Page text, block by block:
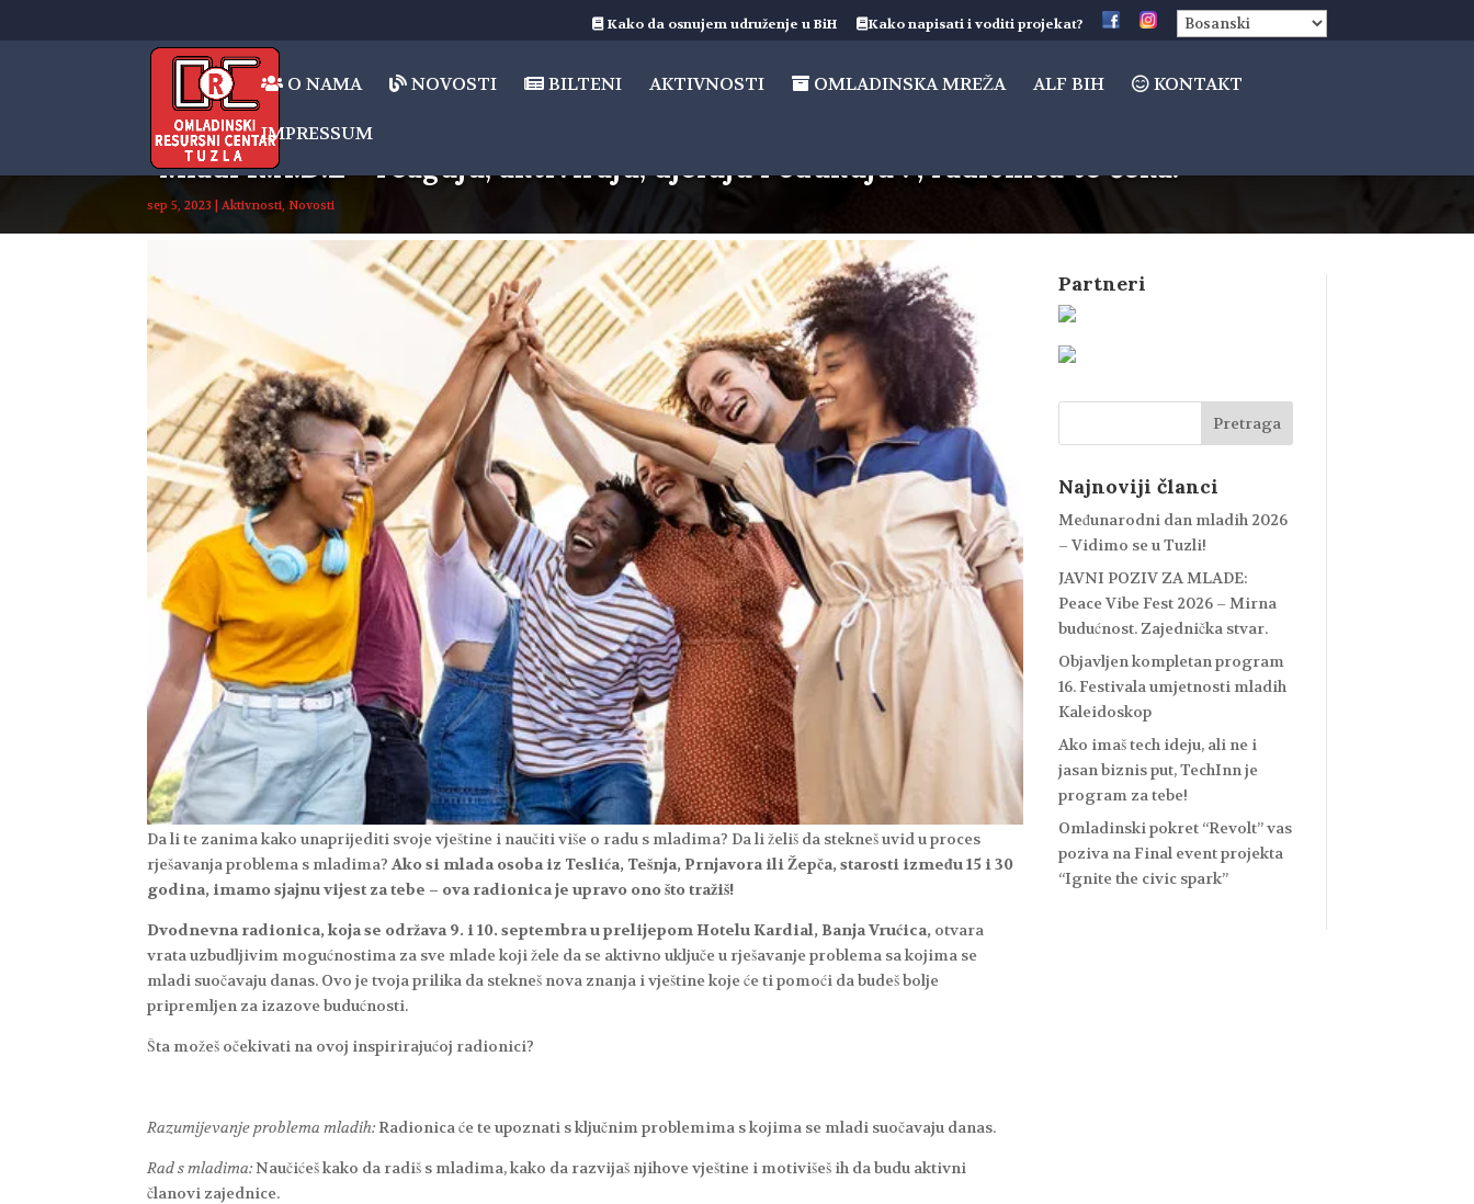
Kako da osnujem udruženje u BiH Kako napisati i voditi projekat?
O NAMA NOVOSTI BILTENI AKTIVNOSTI OMLADINSKA MREŽA ALF BIH KONTAKT
IMPRESSUM
“Mladi R.A.D.E – reaguju, aktiviraju, djeluju i edukuju”. ; radionica te čeka!
sep 5, 2023 |Aktivnosti,Novosti
Da li te zanima kako unaprijediti svoje vještine i naučiti više o radu s mladima? Da li želiš da stekneš uvid u proces
rješavanja problema s mladima? Ako si mlada osoba iz Teslića, Tešnja, Prnjavora ili Žepča, starosti između 15 i 30
godina, imamo sjajnu vijest za tebe – ova radionica je upravo ono što tražiš!
Dvodnevna radionica, koja se održava 9. i 10. septembra u prelijepom Hotelu Kardial, Banja Vrućica, otvara
vrata uzbudljivim mogućnostima za sve mlade koji žele da se aktivno uključe u rješavanje problema sa kojima se
mladi suočavaju danas. Ovo je tvoja prilika da stekneš nova znanja i vještine koje će ti pomoći da budeš bolje
pripremljen za izazove budućnosti.
Šta možeš očekivati na ovoj inspirirajućoj radionici?
Razumijevanje problema mladih:Radionica će te upoznati s ključnim problemima s kojima se mladi suočavaju danas.
Rad s mladima:Naučićeš kako da radiš s mladima, kako da razvijaš njihove vještine i motivišeš ih da budu aktivni
članovi zajednice.
Partneri
Najnoviji članci
Međunarodni dan mladih 2026
– Vidimo se u Tuzli!
JAVNI POZIV ZA MLADE:
Peace Vibe Fest 2026 – Mirna
budućnost. Zajednička stvar.
Objavljen kompletan program
16. Festivala umjetnosti mladih
Kaleidoskop
Ako imaš tech ideju, ali ne i
jasan biznis put, TechInn je
program za tebe!
Omladinski pokret “Revolt” vas
poziva na Final event projekta
“Ignite the civic spark”